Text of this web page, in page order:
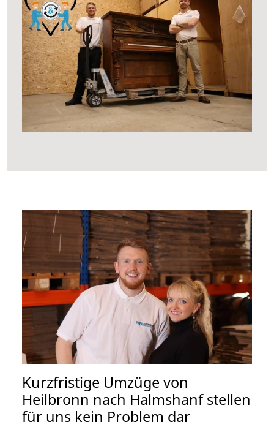
Kurzfristige Umzüge von
Heilbronn nach Halmshanf stellen
für uns kein Problem dar